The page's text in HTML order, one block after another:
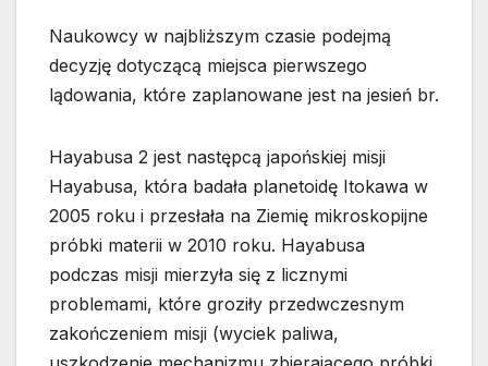
Naukowcy w najbliższym czasie podejmą
decyzję dotyczącą miejsca pierwszego
lądowania, które zaplanowane jest na jesień br.
Hayabusa 2 jest następcą japońskiej misji
Hayabusa, która badała planetoidę Itokawa w
2005 roku i przesłała na Ziemię mikroskopijne
próbki materii w 2010 roku. Hayabusa
podczas misji mierzyła się z licznymi
problemami, które groziły przedwczesnym
zakończeniem misji (wyciek paliwa,